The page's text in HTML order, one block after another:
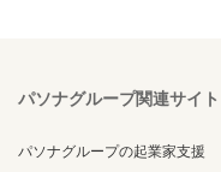
パソナグループ関連サイト
パソナグループの起業家支援